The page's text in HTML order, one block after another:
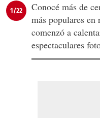
1/22
Conocé más de
más populares en
comenzó a
espectaculares